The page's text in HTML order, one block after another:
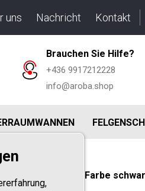
uns Nachricht Kontakt
Brauchen Sie Hilfe?
+436 9917212228
info@aroba.shop
Abkantung ABS- Farbe